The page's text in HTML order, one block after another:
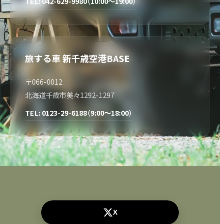
旅する車 新千歳空港BASE
〒066-0012
北海道千歳市美々1292-1297
TEL: 0123-29-6188（9:00～18:00）
X